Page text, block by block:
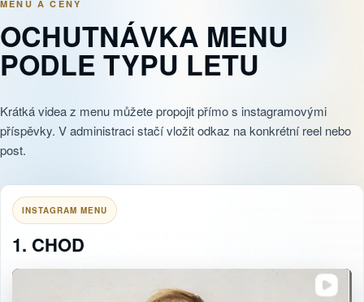
MENU A CENY
OCHUTNÁVKA MENU
PODLE TYPU LETU
Krátká videa z menu můžete propojit přímo s instagramovými
příspěvky. V administraci stačí vložit odkaz na konkrétní reel nebo
post.
INSTAGRAM MENU
1. CHOD